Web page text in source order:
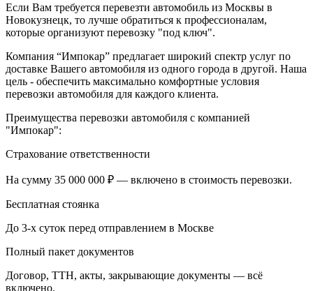
Если Вам требуется перевезти автомобиль из Москвы в
Новокузнецк, то лучше обратиться к профессионалам,
которые организуют перевозку "под ключ".
Компания “Импокар” предлагает широкий спектр услуг по
доставке Вашего автомобиля из одного города в другой. Наша
цель - обеспечить максимально комфортные условия
перевозки автомобиля для каждого клиента.
Преимущества перевозки автомобиля с компанией
"Импокар":
Страхование ответственности
На сумму 35 000 000 ₽ — включено в стоимость перевозки.
Бесплатная стоянка
До 3-х суток перед отправлением в Москве
Полный пакет документов
Договор, ТТН, акты, закрывающие документы — всё
включено.